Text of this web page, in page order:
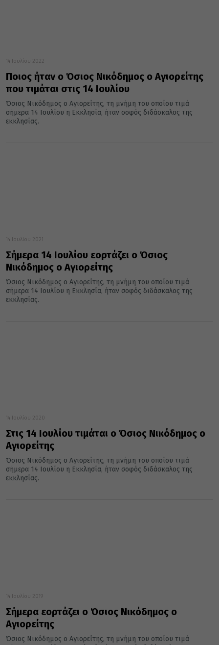
14 Ιουλίου 2022
Ποιος ήταν ο Όσιος Νικόδημος ο Αγιορείτης
που τιμάται στις 14 Ιουλίου
Όσιος Νικόδημος ο Αγιορείτης, τη μνήμη του οποίου τιμά
σήμερα 14 Ιουλίου η Εκκλησία, ήταν σοφός διδάσκαλος της
εκκλησίας.
14 Ιουλίου 2021
Σήμερα 14 Ιουλίου εορτάζει ο Όσιος
Νικόδημος ο Αγιορείτης
Όσιος Νικόδημος ο Αγιορείτης, τη μνήμη του οποίου τιμά
σήμερα 14 Ιουλίου η Εκκλησία, ήταν σοφός διδάσκαλος της
εκκλησίας.
14 Ιουλίου 2020
Στις 14 Ιουλίου τιμάται ο Όσιος Νικόδημος ο
Αγιορείτης
Όσιος Νικόδημος ο Αγιορείτης, τη μνήμη του οποίου τιμά
σήμερα 14 Ιουλίου η Εκκλησία, ήταν σοφός διδάσκαλος της
εκκλησίας.
14 Ιουλίου 2019
Σήμερα εορτάζει ο Όσιος Νικόδημος ο
Αγιορείτης
Όσιος Νικόδημος ο Αγιορείτης, τη μνήμη του οποίου τιμά